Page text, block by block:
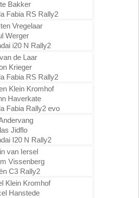
Bakker
Fabia RS Rally2
Vregelaar
Werger
i20 N Rally2
de Laar
Krieger
Fabia RS Rally2
Klein Kromhof
Haverkate
Fabia Rally2 evo
Jidflo
I20 N Rally2
van Iersel
Vissenberg
C3 Rally2
Klein Kromhof
Hanstede